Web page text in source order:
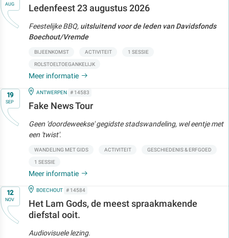
AUG Ledenfeest 23 augustus 2026
Feestelijke BBQ, uitsluitend voor de leden van Davidsfonds
Boechout/Vremde
BIJEENKOMST ACTIVITEIT 1 SESSIE
ROLSTOELTOEGANKELIJK
Meer informatie
Op19
SEP
IN
ANTWERPEN # 14583
Fake News Tour
Geen 'doordeweekse' gegidste stadswandeling, wel eentje met
een 'twist'.
WANDELING MET GIDS ACTIVITEIT GESCHIEDENIS & ERFGOED
1 SESSIE
Meer informatie
Op12
NOV
IN
BOECHOUT # 14584
Het Lam Gods, de meest spraakmakende
diefstal ooit.
Audiovisuele lezing.